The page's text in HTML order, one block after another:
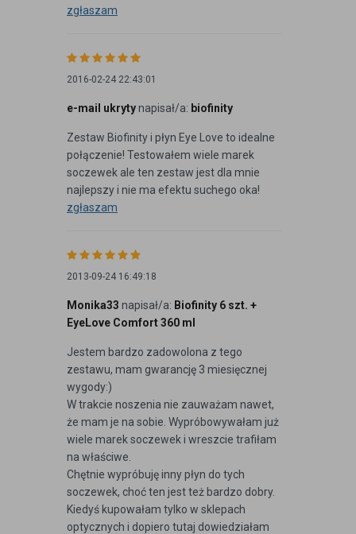
zgłaszam
2016-02-24 22:43:01
e-mail ukrytynapisał/a: biofinity
Zestaw Biofinity i płyn Eye Love to idealne
połączenie! Testowałem wiele marek
soczewek ale ten zestaw jest dla mnie
najlepszy i nie ma efektu suchego oka!
zgłaszam
2013-09-24 16:49:18
Monika33 napisał/a: Biofinity 6 szt. +
EyeLove Comfort 360 ml
Jestem bardzo zadowolona z tego
zestawu, mam gwarancję 3 miesięcznej
wygody:)
W trakcie noszenia nie zauważam nawet,
że mam je na sobie. Wypróbowywałam już
wiele marek soczewek i wreszcie trafiłam
na właściwe.
Chętnie wypróbuję inny płyn do tych
soczewek, choć ten jest też bardzo dobry.
Kiedyś kupowałam tylko w sklepach
optycznych i dopiero tutaj dowiedziałam